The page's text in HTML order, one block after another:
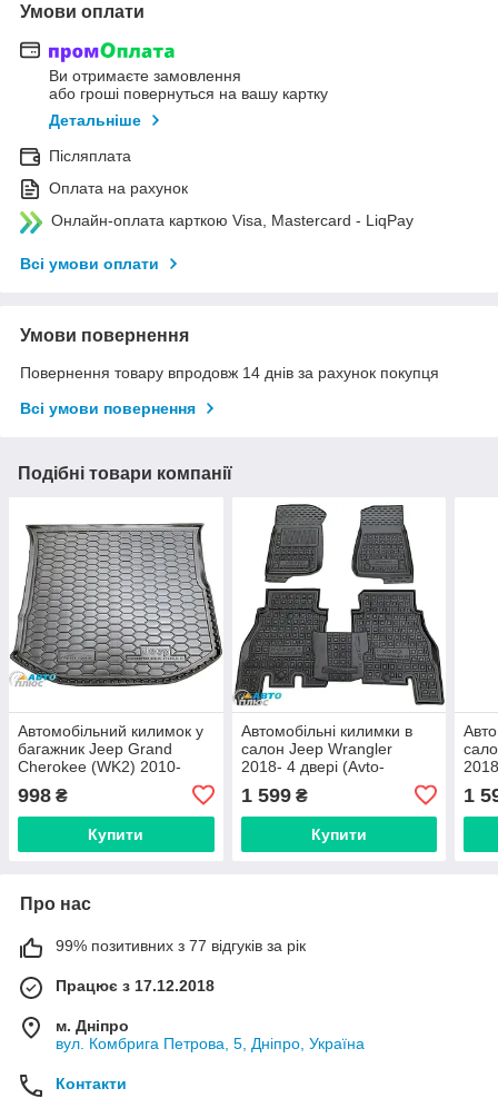
Умови оплати
Ви отримаєте замовлення
або гроші повернуться на вашу картку
Детальніше
Післяплата
Оплата на рахунок
Онлайн-оплата карткою Visa, Mastercard - LiqPay
Всі умови оплати
Умови повернення
Повернення товару впродовж 14 днів за рахунок покупця
Всі умови повернення
Подібні товари компанії
Автомобільний килимок у
багажник Jeep Grand
Cherokee (WK2) 2010-
998 ₴
Купити
Автомобільні килимки в
салон Jeep Wrangler
2018- 4 двері (Avto-
1 599₴
Купити
1
Про нас
99% позитивних з 77 відгуків за рік
Працює з 17.12.2018
м. Дніпро
вул. Комбрига Петрова, 5, Дніпро, Україна
Контакти